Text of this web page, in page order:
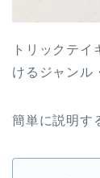
トリックテ
けるジャンル
簡単に説明す